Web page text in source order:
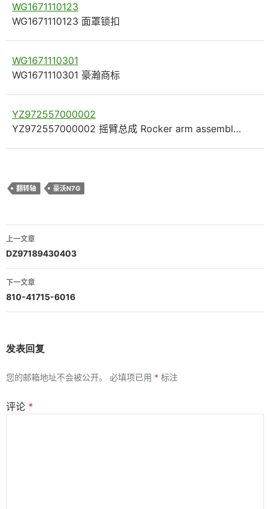
WG1671110123
WG1671110123 面罩锁扣
WG1671110301
WG1671110301 豪瀚商标
YZ972557000002
YZ972557000002 摇臂总成 Rocker arm assembl…
翻转轴 豪沃N7G
文
章
导
航
上一文章
DZ97189430403
下一文章
810-41715-6016
发表回复
您的邮箱地址不会被公开。 必填项已用 * 标注
评论 *